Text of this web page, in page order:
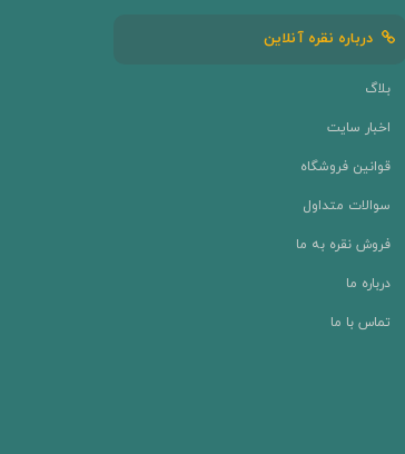
درباره نقره آنلاین
بلاگ
اخبار سایت
قوانین فروشگاه
سوالات متداول
فروش نقره به ما
درباره ما
تماس با ما